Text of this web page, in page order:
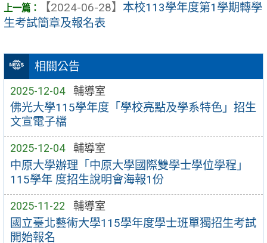
相關公告
2025-12-04 輔導室
佛光大學115學年度「學校亮點及學系特色」招生
文宣電子檔
2025-12-04 輔導室
中原大學辦理「中原大學國際雙學士學位學程」
115學年 度招生說明會海報1份
2025-11-22 輔導室
國立臺北藝術大學115學年度學士班單獨招生考試
開始報名
【2024-06-28】 本校113學年度第1學期轉學
生考試簡章及報名表